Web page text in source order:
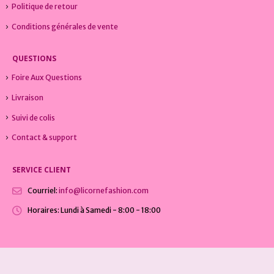
Politique de retour
Conditions générales de vente
QUESTIONS
Foire Aux Questions
Livraison
Suivi de colis
Contact & support
SERVICE CLIENT
Courriel: info@licornefashion.com
Horaires: Lundi à Samedi - 8:00 - 18:00